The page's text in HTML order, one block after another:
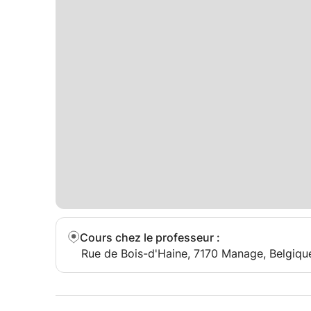
Cours chez le professeur :
Rue de Bois-d'Haine, 7170 Manage,